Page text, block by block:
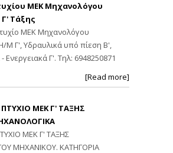
ΜΕΚ Μηχανολόγου
Τάξης
ΜΕΚ Μηχανολόγου
Μ Γ', Υδραυλικά υπό πίεση Β',
Ενεργειακά Γ'. Τηλ: 6948250871
[Read more]
ΠΤΥΧΙΟ ΜΕΚ Γ' ΤΑΞΗΣ
ΜΕΚ Γ' ΤΑΞΗΣ
ΜΗΧΑΝΙΚΟΥ. ΚΑΤΗΓΟΡΙΑ